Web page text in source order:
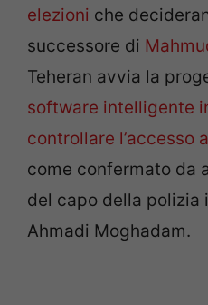
elezioni che
successore di
Teheran avvia la
software intelligente
controllare l’accesso
come confermato da
del capo della polizia
Ahmadi Moghadam.